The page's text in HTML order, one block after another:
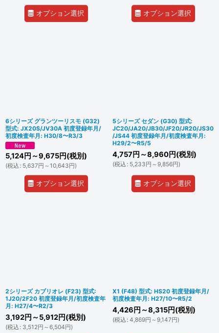
オプション選択 オプション選択
6シリーズ グランツーリスモ (G32)
型式: JX20S/JV30A 初度登録年月/
初度検査年月: H30/8〜R3/3
5,124円 ～9,675円(税別)
(税込 : 5,637円 ～10,643円)
オプション選択
5シリーズ セダン (G30) 型式:
JC20/JA20/JB30/JF20/JR20/JS30
/JS44 初度登録年月/初度検査年月:
H29/2〜R5/5
4,757 円 ～8,960円(税別)
(税込 : 5,233円 ～9,856円)
オプション選択
2シリーズ カブリオレ (F23) 型式:
1J20/2F20 初度登録年月/初度検査年
月: H27/4〜R2/3
3,192円 ～5,912円(税別)
(税込 : 3,512円 ～6,504円)
X1 (F48) 型式: HS20 初度登録年月/
初度検査年月: H27/10〜R5/2
4,426 円 ～8,315円(税別)
(税込 : 4,869円 ～9,147円)